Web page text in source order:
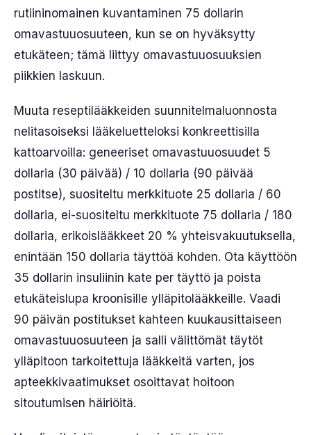
rutiininomainen kuvantaminen 75 dollarin
omavastuuosuuteen, kun se on hyväksytty
etukäteen; tämä liittyy omavastuuosuuksien
piikkien laskuun.
Muuta reseptilääkkeiden suunnitelmaluonnosta
nelitasoiseksi lääkeluetteloksi konkreettisilla
kattoarvoilla: geneeriset omavastuuosuudet 5
dollaria (30 päivää) / 10 dollaria (90 päivää
postitse), suositeltu merkkituote 25 dollaria / 60
dollaria, ei-suositeltu merkkituote 75 dollaria / 180
dollaria, erikoislääkkeet 20 % yhteisvakuutuksella,
enintään 150 dollaria täyttöä kohden. Ota käyttöön
35 dollarin insuliinin kate per täyttö ja poista
etukäteislupa kroonisille ylläpitolääkkeille. Vaadi
90 päivän postitukset kahteen kuukausittaiseen
omavastuuosuuteen ja salli välittömät täytöt
ylläpitoon tarkoitettuja lääkkeitä varten, jos
apteekkivaatimukset osoittavat hoitoon
sitoutumisen häiriöitä.